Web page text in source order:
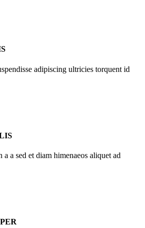
adipiscing ultricies torquent id
a sed et diam himenaeos aliquet ad